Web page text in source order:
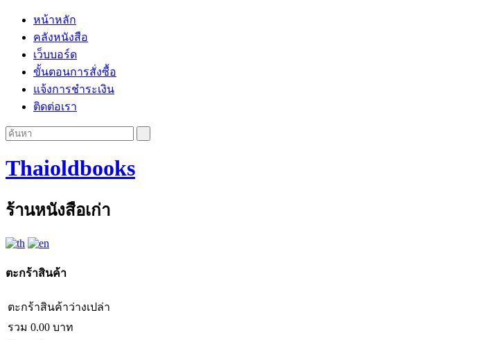
หน้าหลัก
คลังหนังสือ
เว็บบอร์ด
ขั้นตอนการสั่งซื้อ
แจ้งการชำระเงิน
ติดต่อเรา
Thaioldbooks
ร้านหนังสือเก่า
ตะกร้าสินค้า
ตะกร้าสินค้าว่างเปล่า
รวม 0.00 บาท